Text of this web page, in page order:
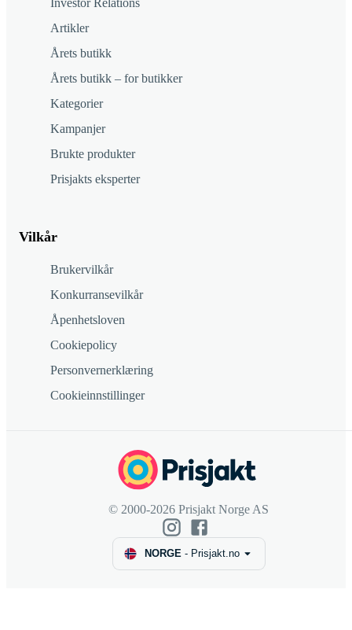
Investor Relations
Artikler
Årets butikk
Årets butikk – for butikker
Kategorier
Kampanjer
Brukte produkter
Prisjakts eksperter
Vilkår
Brukervilkår
Konkurransevilkår
Åpenhetsloven
Cookiepolicy
Personvernerklæring
Cookieinnstillinger
© 2000-2026 Prisjakt Norge AS
NORGE- Prisjakt.no